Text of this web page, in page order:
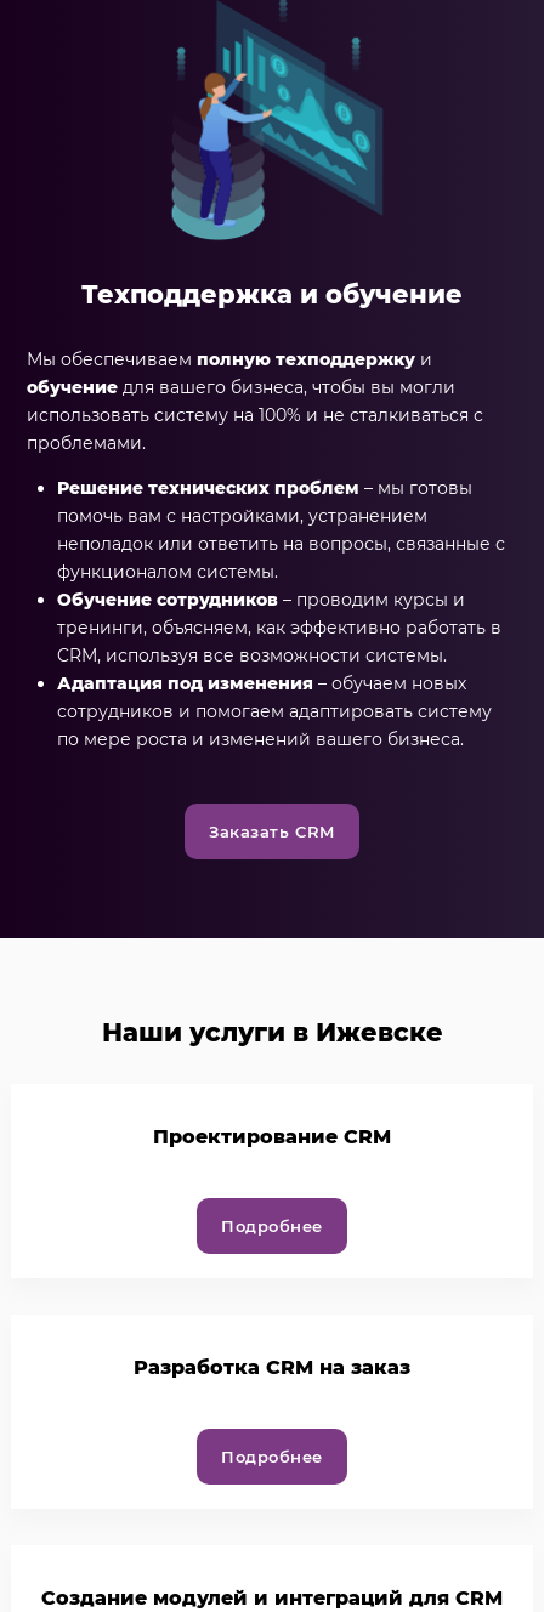
Техподдержка и обучение
Мы обеспечиваемполную техподдержку и
обучение для вашего бизнеса, чтобы вы могли
использовать систему на 100% и не сталкиваться с
проблемами.
Решение технических проблем – мы готовы
помочь вам с настройками, устранением
неполадок или ответить на вопросы, связанные с
функционалом системы.
Обучение сотрудников – проводим курсы и
тренинги, объясняем, как эффективно работать в
CRM, используя все возможности системы.
Адаптация под изменения – обучаем новых
сотрудников и помогаем адаптировать систему
по мере роста и изменений вашего бизнеса.
Заказать CRM
Наши услуги в Ижевске
Проектирование CRM
Подробнее
Разработка CRM на заказ
Подробнее
Создание модулей и интеграций для CRM